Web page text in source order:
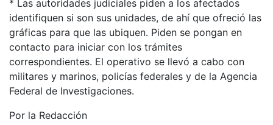
* Las autoridades judiciales piden a los afectados
identifiquen si son sus unidades, de ahí que ofreció las
gráficas para que las ubiquen. Piden se pongan en
contacto para iniciar con los trámites
correspondientes. El operativo se llevó a cabo con
militares y marinos, policías federales y de la Agencia
Federal de Investigaciones.
Por la Redacción